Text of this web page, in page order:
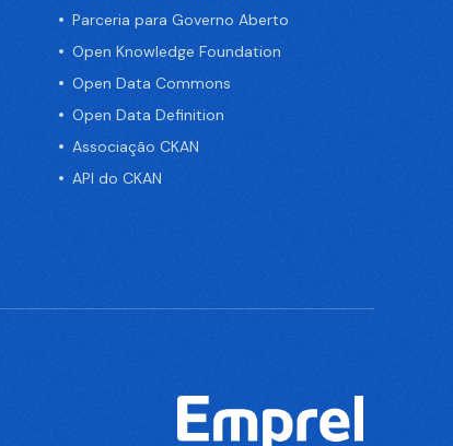
Parceria para Governo Aberto
Open Knowledge Foundation
Open Data Commons
Open Data Definition
Associação CKAN
API do CKAN